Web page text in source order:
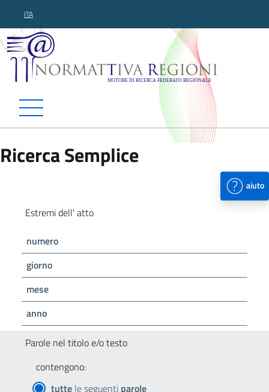
ITA
Normattiva Regioni -
Ricerca Semplice
aiuto
Estremi dell' atto
numero
giorno
mese
anno
Parole nel titolo e/o testo
contengono:
tutte le seguenti parole